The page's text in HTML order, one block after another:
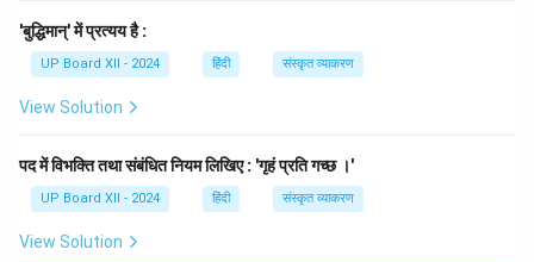
'बुद्धिमान्' में प्रत्यय है :
UP Board XII - 2024 हिंदी संस्कृत व्याकरण
View Solution
पद में विभक्ति तथा संबंधित नियम लिखिए : 'गृहं प्रति गच्छ ।'
UP Board XII - 2024 हिंदी संस्कृत व्याकरण
View Solution